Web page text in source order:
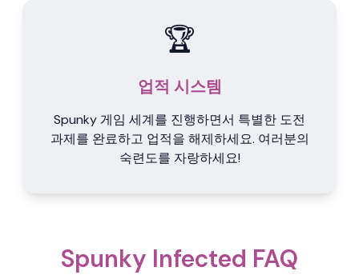
🏆
업적 시스템
Spunky 게임 세계를 진행하면서 특별한 도전
과제를 완료하고 업적을 해제하세요. 여러분의
숙련도를 자랑하세요!
Spunky Infected FAQ